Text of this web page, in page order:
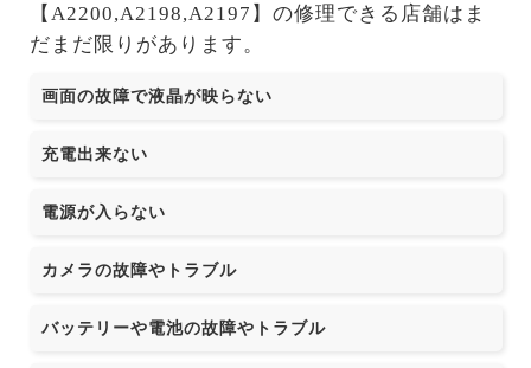
【A2200,A2198,A2197】の修理できる店舗はま
だまだ限りがあります。
画面の故障で液晶が映らない
充電出来ない
電源が入らない
カメラの故障やトラブル
バッテリーや電池の故障やトラブル